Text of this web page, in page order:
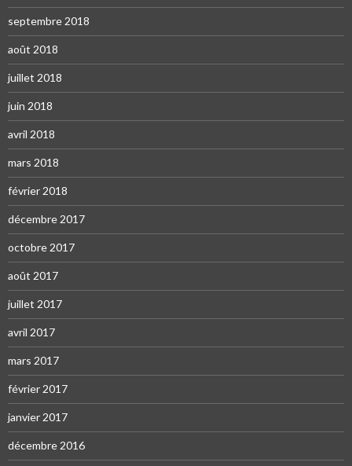
septembre 2018
août 2018
juillet 2018
juin 2018
avril 2018
mars 2018
février 2018
décembre 2017
octobre 2017
août 2017
juillet 2017
avril 2017
mars 2017
février 2017
janvier 2017
décembre 2016